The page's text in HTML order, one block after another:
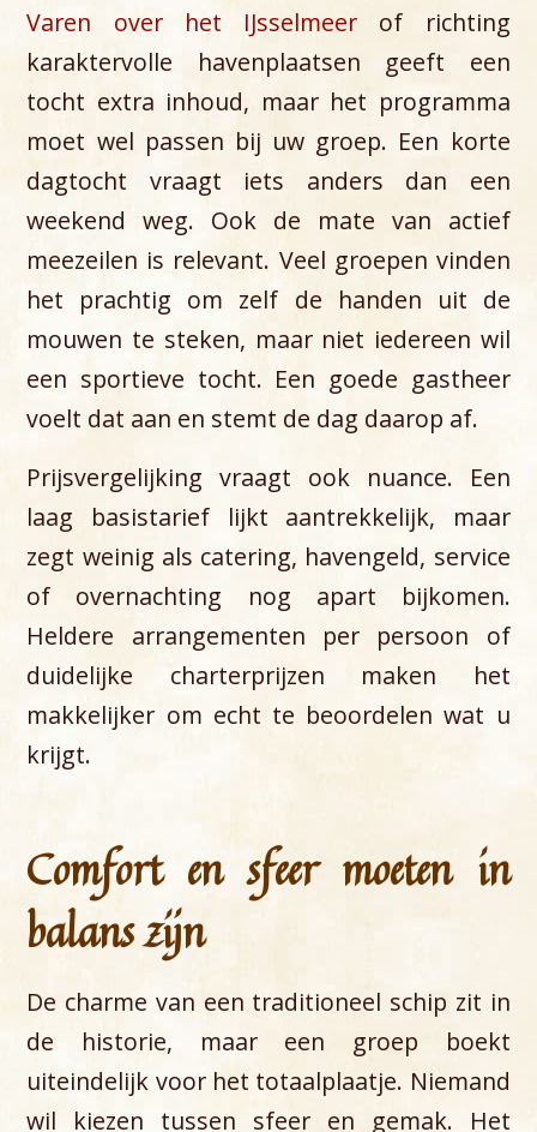
Varen over het IJsselmeer of richting
karaktervolle havenplaatsen geeft een
tocht extra inhoud, maar het programma
moet wel passen bij uw groep. Een korte
dagtocht vraagt iets anders dan een
weekend weg. Ook de mate van actief
meezeilen is relevant. Veel groepen vinden
het prachtig om zelf de handen uit de
mouwen te steken, maar niet iedereen wil
een sportieve tocht. Een goede gastheer
voelt dat aan en stemt de dag daarop af.
Prijsvergelijking vraagt ook nuance. Een
laag basistarief lijkt aantrekkelijk, maar
zegt weinig als catering, havengeld, service
of overnachting nog apart bijkomen.
Heldere arrangementen per persoon of
duidelijke charterprijzen maken het
makkelijker om echt te beoordelen wat u
krijgt.
Comfort en sfeer moeten in
balans zijn
De charme van een traditioneel schip zit in
de historie, maar een groep boekt
uiteindelijk voor het totaalplaatje. Niemand
wil kiezen tussen sfeer en gemak. Het